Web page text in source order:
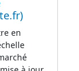
en